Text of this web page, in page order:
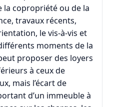
la copropriété ou de la
travaux récents,
le vis-à-vis et
moments de la
proposer des loyers
à ceux de
mais l’écart de
d’un immeuble à